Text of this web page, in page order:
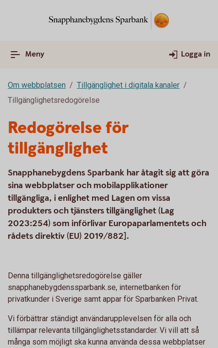
Meny Logga in
Om webbplatsen
Tillgänglighet i digitala kanaler
Tillgänglighetsredogörelse
Redogörelse för
tillgänglighet
Snapphanebygdens Sparbank har åtagit sig att göra
sina webbplatser och mobilapplikationer
tillgängliga, i enlighet med Lagen om vissa
produkters och tjänsters tillgänglighet (Lag
2023:254) som införlivar Europaparlamentets och
rådets direktiv (EU) 2019/882].
Denna tillgänglighetsredogörelse gäller
snapphanebygdenssparbank.se, internetbanken för
privatkunder i Sverige samt appar för Sparbanken Privat.
Vi förbättrar ständigt användarupplevelsen för alla och
tillämpar relevanta tillgänglighetsstandarder. Vi vill att så
många som möjligt ska kunna använda dessa webbplatser